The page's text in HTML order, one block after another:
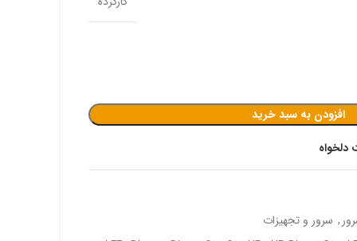
افزودن به سبد خرید
دلخواه
, سرور و تجهیزات